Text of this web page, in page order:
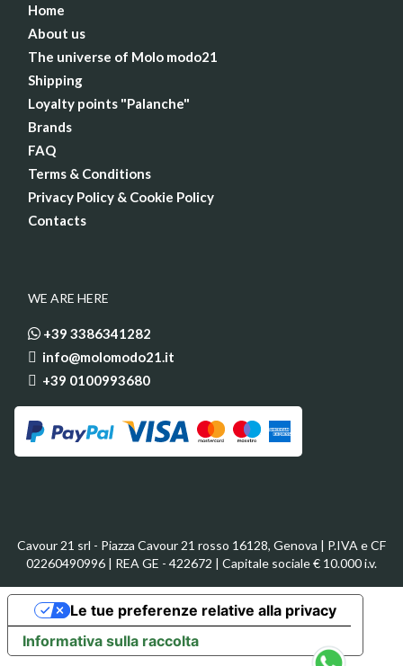
Home
About us
The universe of Molo modo21
Shipping
Loyalty points "Palanche"
Brands
FAQ
Terms & Conditions
Privacy Policy & Cookie Policy
Contacts
WE ARE HERE
+39 3386341282
info@molomodo21.it
+39 0100993680
Cavour 21 srl - Piazza Cavour 21 rosso 16128, Genova | P.IVA e CF
02260490996 | REA GE - 422672 | Capitale sociale € 10.000 i.v.
Informativa sulla raccolta
Le tue preferenze relative alla privacy